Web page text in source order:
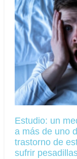
Estudio: un
a más de uno
trastorno de
sufrir